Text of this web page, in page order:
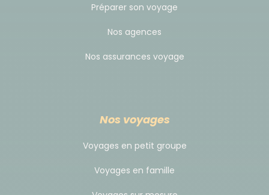
Préparer son voyage
Nos agences
Nos assurances voyage
Nos voyages
Voyages en petit groupe
Voyages en famille